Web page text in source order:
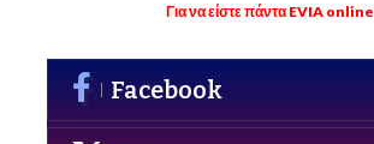
Για να είστε πάντα EVIA online
Facebook